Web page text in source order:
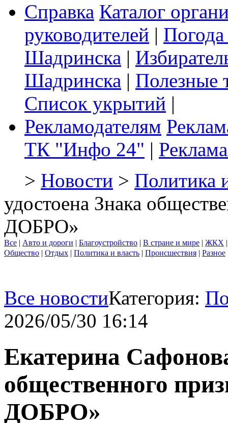
Справка Каталог
руководителей |
Шадринска |
Шадринска | Полезные
Список укрытий |
Рекламодателям
ТК "Инфо 24" |
> Новости > Политика
удостоена Знака
ДОБРО»
Все | Авто и дороги | Благоустройство | В стране и мире | ЖКХ
Общество | Отдых | Политика и власть | Происшествия | Разное
Все новостиКатегория:
2026/05/30 16:14
Екатерина
общественного
ДОБРО»